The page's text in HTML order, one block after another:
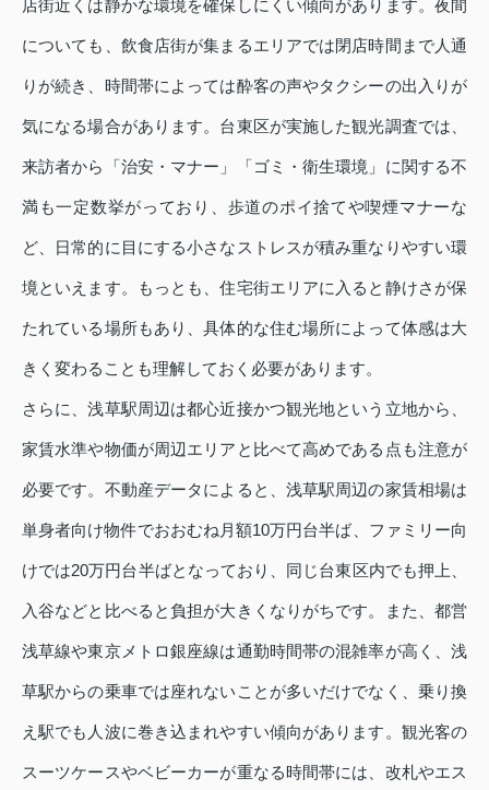
店街近くは静かな環境を確保しにくい傾向があります。夜間
についても、飲食店街が集まるエリアでは閉店時間まで人通
りが続き、時間帯によっては酔客の声やタクシーの出入りが
気になる場合があります。台東区が実施した観光調査では、
来訪者から「治安・マナー」「ゴミ・衛生環境」に関する不
満も一定数挙がっており、歩道のポイ捨てや喫煙マナーな
ど、日常的に目にする小さなストレスが積み重なりやすい環
境といえます。もっとも、住宅街エリアに入ると静けさが保
たれている場所もあり、具体的な住む場所によって体感は大
きく変わることも理解しておく必要があります。
さらに、浅草駅周辺は都心近接かつ観光地という立地から、
家賃水準や物価が周辺エリアと比べて高めである点も注意が
必要です。不動産データによると、浅草駅周辺の家賃相場は
単身者向け物件でおおむね月額10万円台半ば、ファミリー向
けでは20万円台半ばとなっており、同じ台東区内でも押上、
入谷などと比べると負担が大きくなりがちです。また、都営
浅草線や東京メトロ銀座線は通勤時間帯の混雑率が高く、浅
草駅からの乗車では座れないことが多いだけでなく、乗り換
え駅でも人波に巻き込まれやすい傾向があります。観光客の
スーツケースやベビーカーが重なる時間帯には、改札やエス